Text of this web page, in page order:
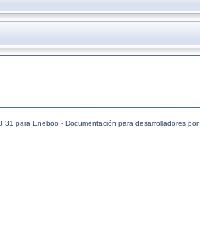
para Eneboo - Documentación para desarrolladores por